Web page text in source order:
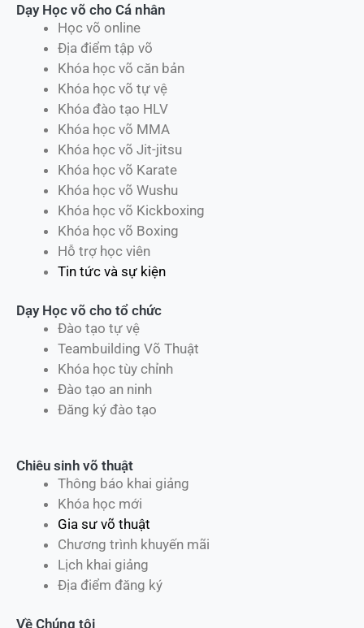
Dạy Học võ cho Cá nhân
Học võ online
Địa điểm tập võ
Khóa học võ căn bản
Khóa học võ tự vệ
Khóa đào tạo HLV
Khóa học võ MMA
Khóa học võ Jit-jitsu
Khóa học võ Karate
Khóa học võ Wushu
Khóa học võ Kickboxing
Khóa học võ Boxing
Hỗ trợ học viên
Tin tức và sự kiện
Dạy Học võ cho tổ chức
Đào tạo tự vệ
Teambuilding Võ Thuật
Khóa học tùy chỉnh
Đào tạo an ninh
Đăng ký đào tạo
Chiêu sinh võ thuật
Thông báo khai giảng
Khóa học mới
Gia sư võ thuật
Chương trình khuyến mãi
Lịch khai giảng
Địa điểm đăng ký
Về Chúng tôi